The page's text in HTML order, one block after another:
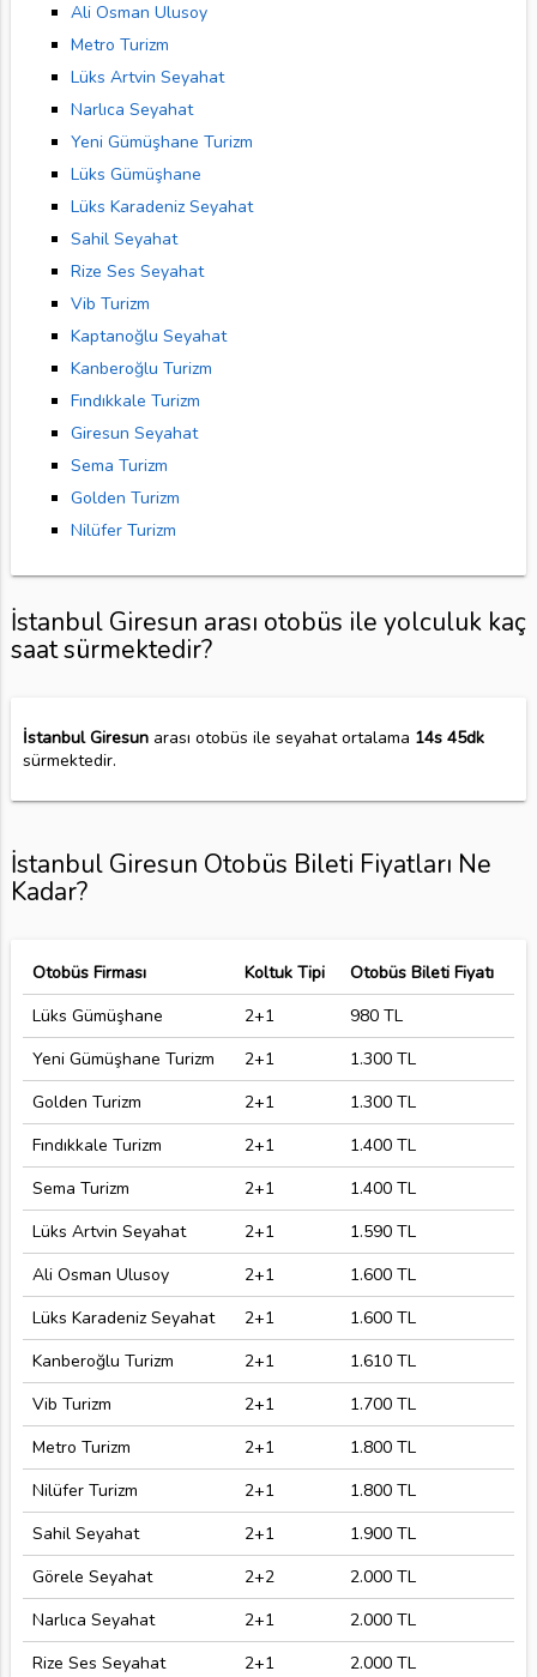
Ali Osman Ulusoy
Metro Turizm
Lüks Artvin Seyahat
Narlıca Seyahat
Yeni Gümüşhane Turizm
Lüks Gümüşhane
Lüks Karadeniz Seyahat
Sahil Seyahat
Rize Ses Seyahat
Vib Turizm
Kaptanoğlu Seyahat
Kanberoğlu Turizm
Fındıkkale Turizm
Giresun Seyahat
Sema Turizm
Golden Turizm
Nilüfer Turizm
İstanbul Giresun arası otobüs ile yolculuk kaç
saat sürmektedir?
İstanbul Giresunarası otobüs ile seyahat ortalama 14s 45dk
sürmektedir.
İstanbul Giresun Otobüs Bileti Fiyatları Ne
Kadar?
Otobüs Firması Koltuk Tipi
Otobüs Bileti Fiyatı
Lüks Gümüşhane
2+1
980 TL
Yeni Gümüşhane Turizm
2+1
1.300 TL
Golden Turizm
2+1
1.300 TL
Fındıkkale Turizm
2+1
1.400 TL
Sema Turizm
2+1
1.400 TL
Lüks Artvin Seyahat
2+1
1.590 TL
Ali Osman Ulusoy
2+1
1.600 TL
Lüks Karadeniz Seyahat
2+1
1.600 TL
Kanberoğlu Turizm
2+1
1.610 TL
Vib Turizm
2+1
1.700 TL
Metro Turizm
2+1
1.800 TL
Nilüfer Turizm
2+1
1.800 TL
Sahil Seyahat
2+1
1.900 TL
Görele Seyahat
2+2
2.000 TL
Narlıca Seyahat
2+1
2.000 TL
Rize Ses Seyahat
2+1
2.000 TL